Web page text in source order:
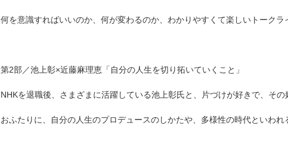
何を意識すればいいのか、何が変わるのか、わかりやすくて楽しいトークラ
第2部／池上彰×近藤麻理恵「自分の人生を切り拓いていくこと」
NHKを退職後、さまざまに活躍している池上彰氏と、片づけが好きで、そ
おふたりに、自分の人生のプロデュースのしかたや、多様性の時代といわ